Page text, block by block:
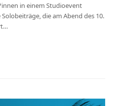
in einem Studioevent
die am Abend des 10.